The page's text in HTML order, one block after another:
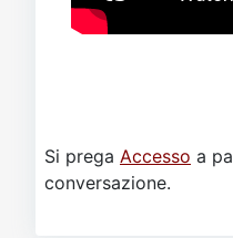
Si prega Accesso a
conversazione.